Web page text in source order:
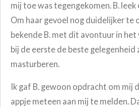
mij toe was tegengekomen. B.
Om haar gevoel nog duidelijker te
bekende B. met dit avontuur in
bij de eerste de beste gelegenheid
masturberen.
Ik gaf B. gewoon opdracht om mij
appje meteen aan mij te melden.